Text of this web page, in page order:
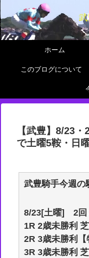
ホーム
このブログについて
【武豊】8/23
で土曜5鞍・日
武豊騎手今週の
8/23[土曜] 2回
1R 2歳未勝利
2R 3歳未勝利
3R 3歳未勝利